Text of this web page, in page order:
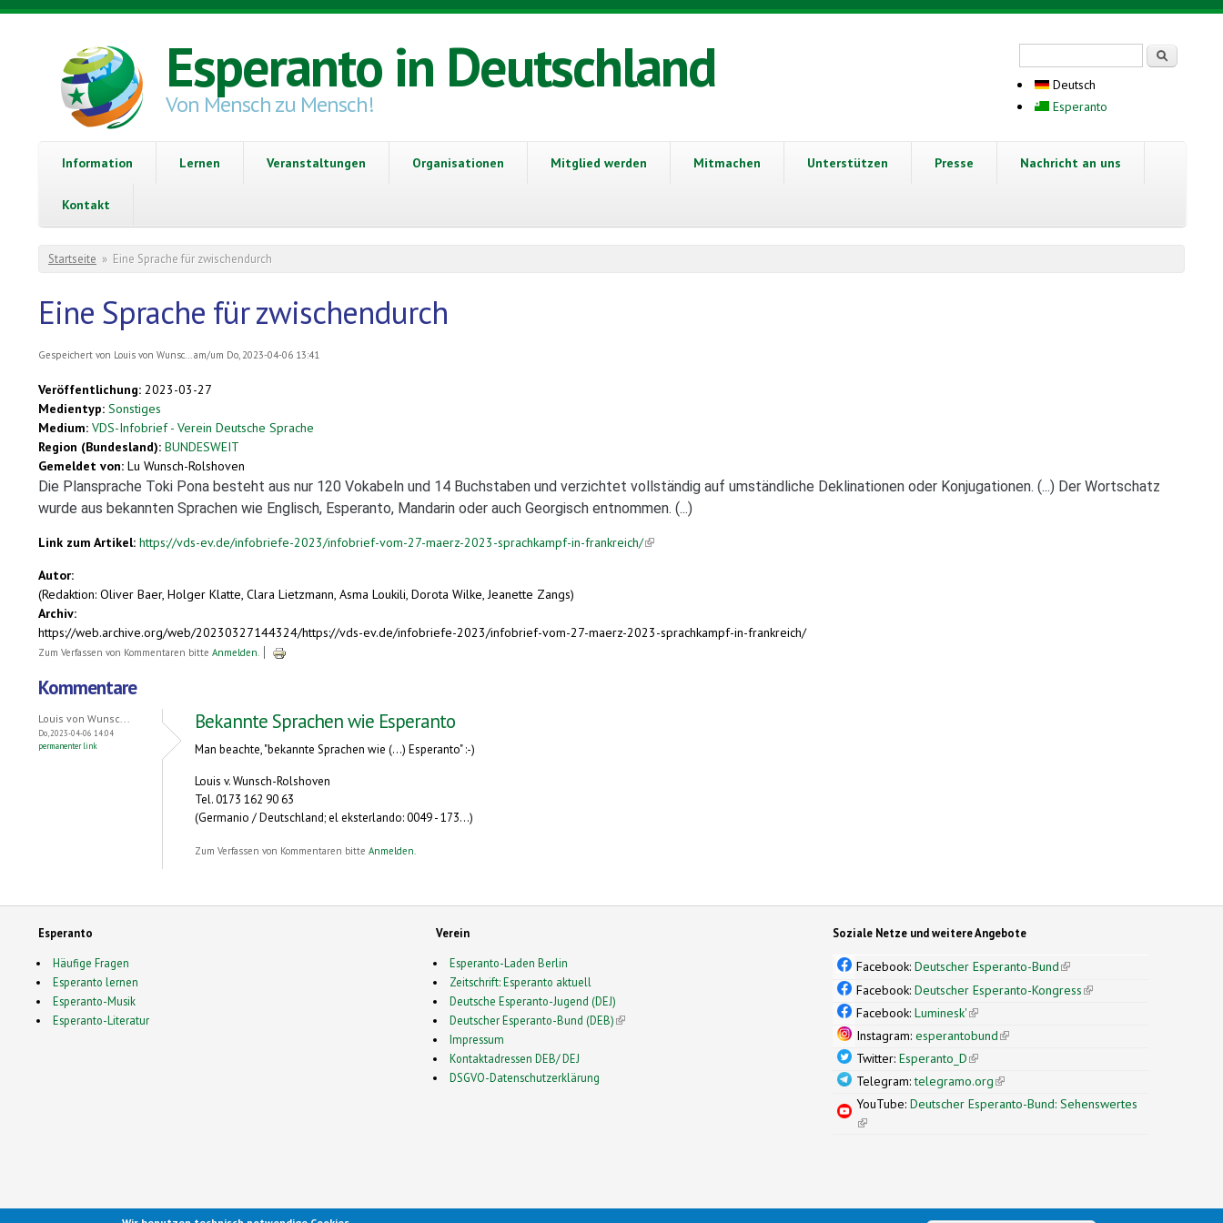
Direkt zum Inhalt
Esperanto in Deutschland
Von Mensch zu Mensch!
Deutsch
Esperanto
Information Lernen Veranstaltungen Organisationen Mitglied werden Mitmachen Unterstützen Presse Nachricht an uns
Kontakt
Sie sind hier
Startseite » Eine Sprache für zwischendurch
Eine Sprache für zwischendurch
Gespeichert von Louis von Wunsc...am/um Do, 2023-04-06 13:41
Veröffentlichung: 2023-03-27
Medientyp: Sonstiges
Medium: VDS-Infobrief - Verein Deutsche Sprache
Region (Bundesland): BUNDESWEIT
Gemeldet von: Lu Wunsch-Rolshoven
Die Plansprache Toki Pona besteht aus nur 120 Vokabeln und 14 Buchstaben und verzichtet vollständig auf umständliche Deklinationen oder Konjugationen. (...) Der Wortschatz
wurde aus bekannten Sprachen wie Englisch, Esperanto, Mandarin oder auch Georgisch entnommen. (...)
Link zum Artikel: https://vds-ev.de/infobriefe-2023/infobrief-vom-27-maerz-2023-sprachkampf-in-frankreich/(link is external)
Autor:
(Redaktion: Oliver Baer, Holger Klatte, Clara Lietzmann, Asma Loukili, Dorota Wilke, Jeanette Zangs)
Archiv:
https://web.archive.org/web/20230327144324/https://vds-ev.de/infobriefe-2023/infobrief-vom-27-maerz-2023-sprachkampf-in-frankreich/
Zum Verfassen von Kommentaren bitte Anmelden.
Kommentare
Louis von Wunsc...
Do, 2023-04-06 14:04
permanenter link
Bekannte Sprachen wie Esperanto
Man beachte, "bekannte Sprachen wie (...) Esperanto" :-)
Louis v. Wunsch-Rolshoven
Tel. 0173 162 90 63
(Germanio / Deutschland; el eksterlando: 0049 - 173...)
Zum Verfassen von Kommentaren bitte Anmelden.
Esperanto
Häufige Fragen
Esperanto lernen
Esperanto-Musik
Esperanto-Literatur
Verein
Esperanto-Laden Berlin
Zeitschrift: Esperanto aktuell
Deutsche Esperanto-Jugend (DEJ)
Deutscher Esperanto-Bund (DEB)(link is external)
Impressum
Kontaktadressen DEB/ DEJ
DSGVO-Datenschutzerklärung
Soziale Netze und weitere Angebote
Facebook:Deutscher Esperanto-Bund(link is external)
Facebook:Deutscher Esperanto-Kongress(link is external)
Facebook:Luminesk'(link is external)
Instagram:esperantobund(link is external)
Twitter:Esperanto_D(link is external)
Telegram:telegramo.org(link is external)
YouTube:Deutscher Esperanto-Bund: Sehenswertes
(link is external)